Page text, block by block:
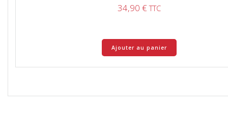
34,90€ TTC
Ajouter au panier